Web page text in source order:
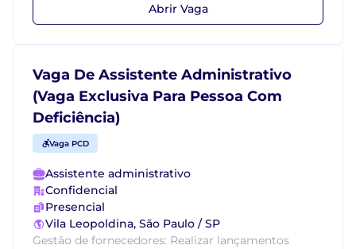
Abrir Vaga
Vaga De Assistente Administrativo
(Vaga Exclusiva Para Pessoa Com
Deficiência)
Vaga PCD
Assistente administrativo
Confidencial
Presencial
Vila Leopoldina, São Paulo / SP
Gestão de fornecedores: Realizar lançamentos